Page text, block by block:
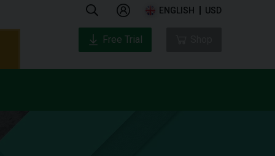
ENGLISH USD
Free Trial